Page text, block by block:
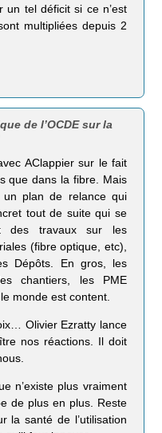
un tel déficit si ce n’est
multipliées depuis 2
de l’OCDE sur la
AClappier sur le fait
que dans la fibre. Mais
un plan de relance qui
tout de suite qui se
des travaux sur les
(fibre optique, etc),
Dépôts. En gros, les
chantiers, les PME
monde est content.
Olivier Ezratty lance
nos réactions. Il doit
n’existe plus vraiment
de plus en plus. Reste
la santé de l’utilisation